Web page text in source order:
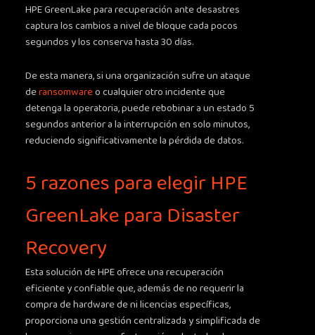
HPE GreenLake para recuperación ante desastres
captura los cambios a nivel de bloque cada pocos
segundos y los conserva hasta 30 días.
De esta manera, si una organización sufre un ataque
deransomwareo cualquier otro incidente que
detenga la operatoria, puede rebobinar a un estado 5
segundos anterior a la interrupción en solo minutos,
reduciendo significativamente la pérdida de datos.
5 razones para elegir HPE
GreenLake para Disaster
Recovery
Esta solución de HPE ofrece una recuperación
eficiente y confiable que, además de no requerir la
compra de hardware de ni licencias específicas,
proporciona una gestión centralizada y simplificada de